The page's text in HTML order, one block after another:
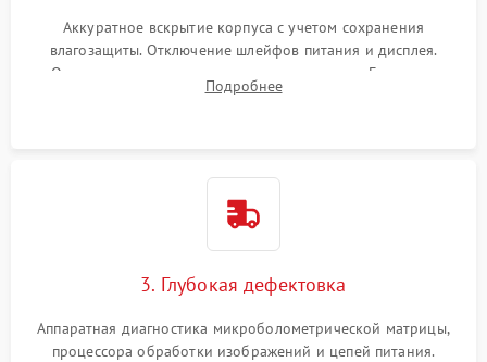
Аккуратное вскрытие корпуса с учетом сохранения
влагозащиты. Отключение шлейфов питания и дисплея.
Очистка внутренних плат от окислов и пыли. Бережная
обработка германиевого объектива специализированными
Подробнее
3. Глубокая дефектовка
Аппаратная диагностика микроболометрической матрицы,
процессора обработки изображений и цепей питания.